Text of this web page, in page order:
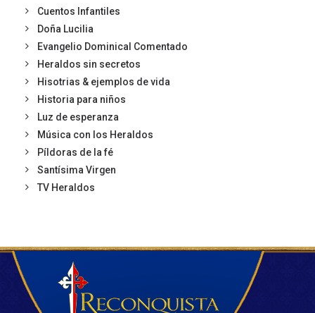
Cuentos Infantiles
Doña Lucilia
Evangelio Dominical Comentado
Heraldos sin secretos
Hisotrias & ejemplos de vida
Historia para niños
Luz de esperanza
Música con los Heraldos
Píldoras de la fé
Santísima Virgen
TV Heraldos